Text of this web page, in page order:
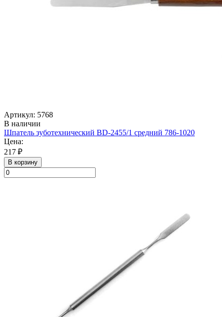
Артикул: 5768
В наличии
Шпатель зуботехнический BD-2455/1 средний 786-1020
Цена:
217 ₽
В корзину